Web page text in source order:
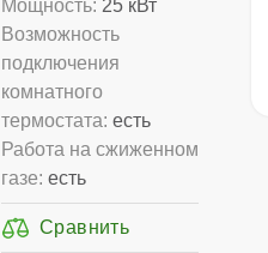
Мощность: 25 кВт
Возможность
подключения
комнатного
термостата: есть
Работа на сжиженном
газе: есть